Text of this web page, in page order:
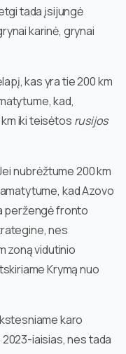
tada įsijungė
karinė, grynai
kas yra tie 200 km
kad,
iki teisėtos rusijos
nubrėžtume 200 km
kad Azovo
peržengė fronto
nes
zoną vidutinio
Krymą nuo
karo
iaisias, nes tada